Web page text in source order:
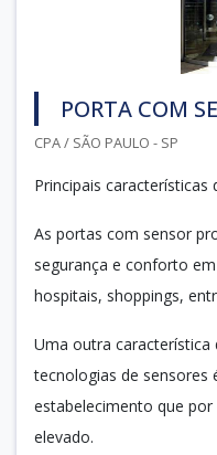
PORTA COM
CPA / SÃO PAULO - SP
Principais
As portas com sensor
segurança e conforto
hospitais, shoppings,
Uma outra
tecnologias de
estabelecimento que
elevado.